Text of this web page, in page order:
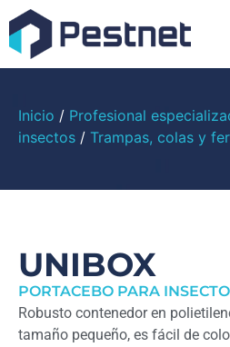
Inicio / Profesional
insectos / Trampas, colas y
UNIBOX
PORTACEBO PARA
Robusto contenedor en
tamaño pequeño, es fácil de